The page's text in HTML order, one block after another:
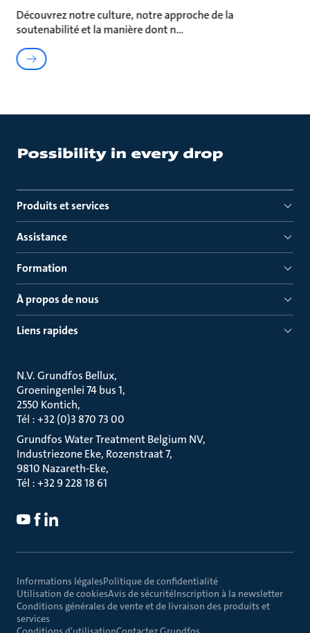
Découvrez notre culture, notre approche de la
soutenabilité et la manière dont n
Produits et services
Assistance
Formation
À propos de nous
Liens rapides
N.V. Grundfos Bellux
Groeningenlei 74 bus 1
2550 Kontich
Tél : +32 (0)3 870 73 00
Grundfos Water Treatment Belgium NV
Industriezone Eke, Rozenstraat 7
9810 Nazareth-Eke
Tél : +32 9 228 18 61
Informations légalesPolitique de confidentialité
Utilisation de cookiesAvis de sécuritéInscription à la newsletter
Conditions générales de vente et de livraison des produits et
services